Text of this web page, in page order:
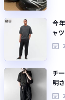
今
ャ
チ
明